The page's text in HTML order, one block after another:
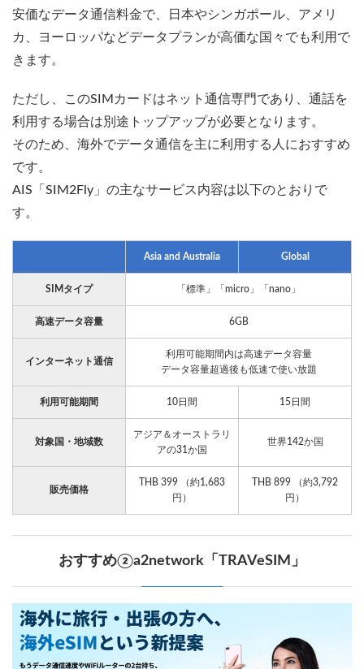
安価なデータ通信料金で、日本やシンガポール、アメリ
カ、ヨーロッパなどデータプランが高価な国々でも利用で
きます。
ただし、このSIMカードはネット通信専門であり、通話を
利用する場合は別途トップアップが必要となります。
そのため、海外でデータ通信を主に利用する人におすすめ
です。
AIS「SIM2Fly」の主なサービス内容は以下のとおりで
す。
Asia and Australia Global
SIMタイプ 「標準」「micro」「nano」
高速データ容量 6GB
インターネット通信
利用可能期間内は高速データ容量
データ容量超過後も低速で使い放題
利用可能期間 10日間 15日間
対象国・地域数
アジア＆オーストラリ
アの31か国
世界142か国
販売価格
THB 399 （約1,683
円）
THB 899 （約3,792
円）
おすすめ②a2network「TRAVeSIM」